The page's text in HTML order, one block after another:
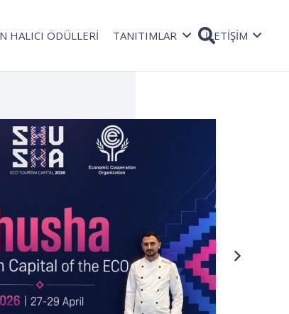
HALICI ÖDÜLLERİ TANITIMLAR İLETİŞİM